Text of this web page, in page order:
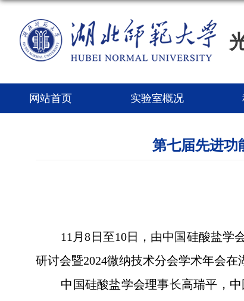
网站首页 实验室概况
第七届先进功
11 月8 日至10日，由中国硅酸盐学
研讨会暨2024微纳技术分会学术年会在
中国硅酸盐学会理事长高瑞平，